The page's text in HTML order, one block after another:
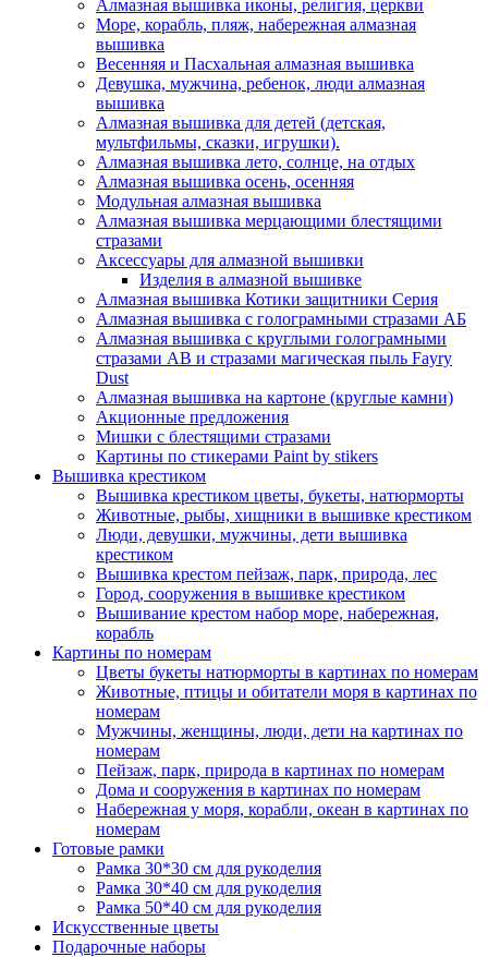
Алмазная вышивка иконы, религия, церкви
Море, корабль, пляж, набережная алмазная
вышивка
Весенняя и Пасхальная алмазная вышивка
Девушка, мужчина, ребенок, люди алмазная
вышивка
Алмазная вышивка для детей (детская,
мультфильмы, сказки, игрушки).
Алмазная вышивка лето, солнце, на отдых
Алмазная вышивка осень, осенняя
Модульная алмазная вышивка
Алмазная вышивка мерцающими блестящими
стразами
Аксессуары для алмазной вышивки
Изделия в алмазной вышивке
Алмазная вышивка Котики защитники Серия
Алмазная вышивка с голограмными стразами АБ
Алмазная вышивка с круглыми голограмными
стразами AB и стразами магическая пыль Fayry
Dust
Алмазная вышивка на картоне (круглые камни)
Акционные предложения
Мишки с блестящими стразами
Картины по стикерами Paint by stikers
Вышивка крестиком
Вышивка крестиком цветы, букеты, натюрморты
Животные, рыбы, хищники в вышивке крестиком
Люди, девушки, мужчины, дети вышивка
крестиком
Вышивка крестом пейзаж, парк, природа, лес
Город, сооружения в вышивке крестиком
Вышивание крестом набор море, набережная,
корабль
Картины по номерам
Цветы букеты натюрморты в картинах по номерам
Животные, птицы и обитатели моря в картинах по
номерам
Мужчины, женщины, люди, дети на картинах по
номерам
Пейзаж, парк, природа в картинах по номерам
Дома и сооружения в картинах по номерам
Набережная у моря, корабли, океан в картинах по
номерам
Готовые рамки
Рамка 30*30 см для рукоделия
Рамка 30*40 см для рукоделия
Рамка 50*40 см для рукоделия
Искусственные цветы
Подарочные наборы